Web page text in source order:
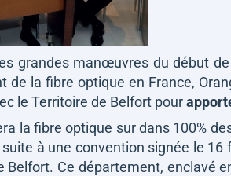
grandes manœuvres du début
de la fibre optique en France,
le Territoire de Belfort pour
la fibre optique sur dans 100%
à une convention signée le
Belfort. Ce département, enclavé